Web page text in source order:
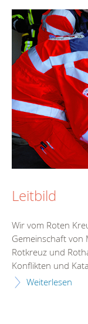
Leitbild
Wir vom Roten
Gemeinschaft von
Rotkreuz und
Konflikten und
Weiterlesen